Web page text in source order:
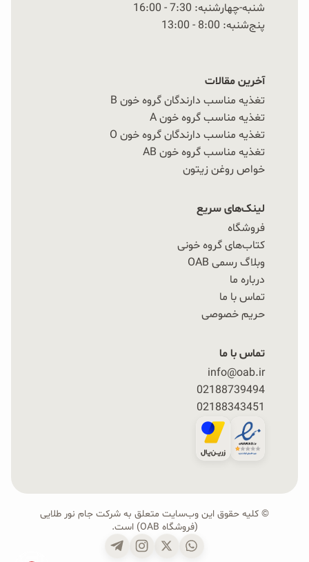
شنبه-چهارشنبه: 7:30 - 16:00
پنج‌شنبه: 8:00 - 13:00
آخرین مقالات
تغذیه مناسب دارندگان گروه خون B
تغذیه مناسب گروه خون A
تغذیه مناسب دارندگان گروه خون O
تغذیه مناسب گروه خون AB
خواص روغن زیتون
لینک‌های سریع
فروشگاه
کتاب‌های گروه خونی
وبلاگ رسمی OAB
درباره ما
تماس با ما
حریم خصوصی
تماس با ما
info@oab.ir
02188739494
02188343451
© کلیه حقوق این وب‌سایت متعلق به شرکت جام نور طلایی
(فروشگاه OAB) است.